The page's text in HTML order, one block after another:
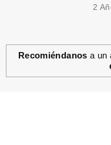
2
Recomiéndanos a un